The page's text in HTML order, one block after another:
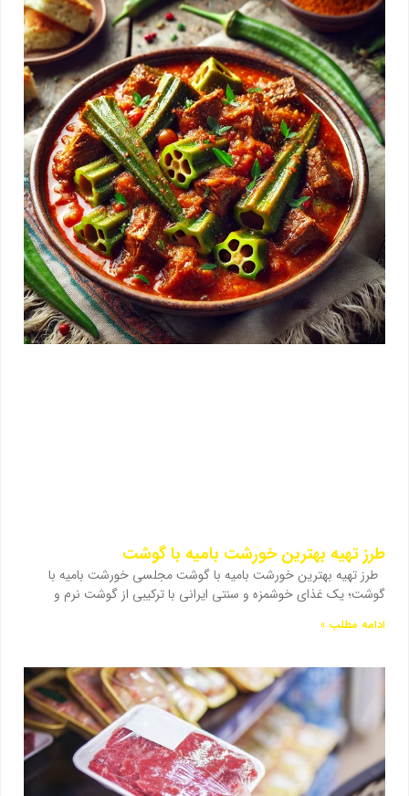
طرز تهیه بهترین خورشت بامیه با گوشت
طرز تهیه بهترین خورشت بامیه با گوشت مجلسی خورشت بامیه با
گوشت؛ یک غذای خوشمزه و سنتی ایرانی با ترکیبی از گوشت نرم و
ادامه مطلب »